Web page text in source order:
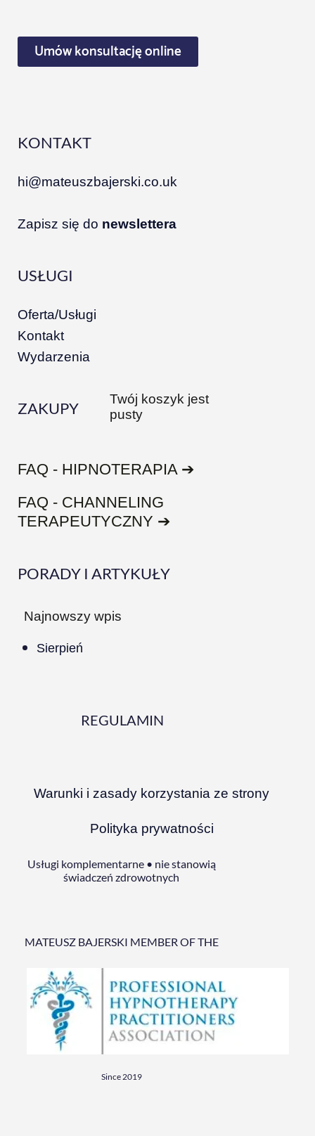
Umów konsultację online
KONTAKT
hi@mateuszbajerski.co.uk
Zapisz się do newslettera
USŁUGI
Oferta/Usługi
Kontakt
Wydarzenia
ZAKUPY
Twój koszyk jest
pusty
FAQ - HIPNOTERAPIA ➔
FAQ - CHANNELING
TERAPEUTYCZNY ➔
PORADY I ARTYKUŁY
Najnowszy wpis
Sierpień
REGULAMIN
Warunki i zasady korzystania ze strony
Polityka prywatności
Usługi komplementarne • nie stanowią
świadczeń zdrowotnych
MATEUSZ BAJERSKI MEMBER OF THE
Since 2019